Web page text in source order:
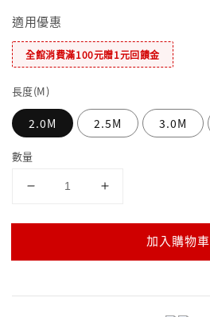
適用優惠
全館消費滿100元贈1元回饋金
長度(M)
2.0M 2.5M 3.0M
數量
加入購物車